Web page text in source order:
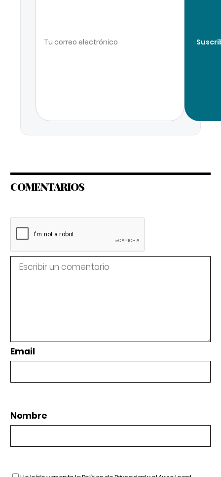
COMENTARIOS
Email
Nombre